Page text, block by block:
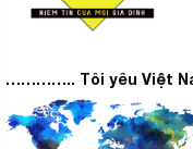
………….. Tôi yêu Việt